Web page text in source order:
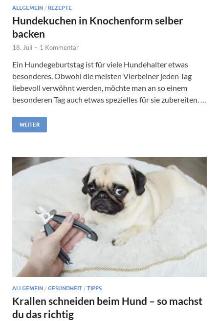
ALLGEMEIN / REZEPTE
Hundekuchen in Knochenform selber
backen
18. Juli - 1 Kommentar
Ein Hundegeburtstag ist für viele Hundehalter etwas
besonderes. Obwohl die meisten Vierbeiner jeden Tag
liebevoll verwöhnt werden, möchte man an so einem
besonderen Tag auch etwas spezielles für sie zubereiten. …
WEITER
ALLGEMEIN / GESUNDHEIT / TIPPS
Krallen schneiden beim Hund – so machst
du das richtig